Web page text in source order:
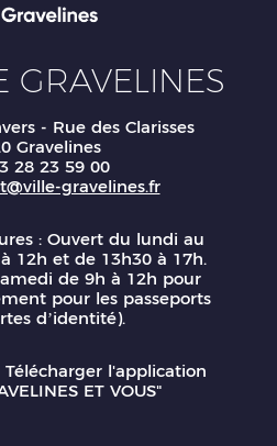
GRAVELINES
- Rue des Clarisses
Gravelines
28 23 59 00
gravelines.fr
: Ouvert du lundi au
12h et de 13h30 à 17h.
de 9h à 12h pour
pour les passeports
d’identité).
l'application
ET VOUS"